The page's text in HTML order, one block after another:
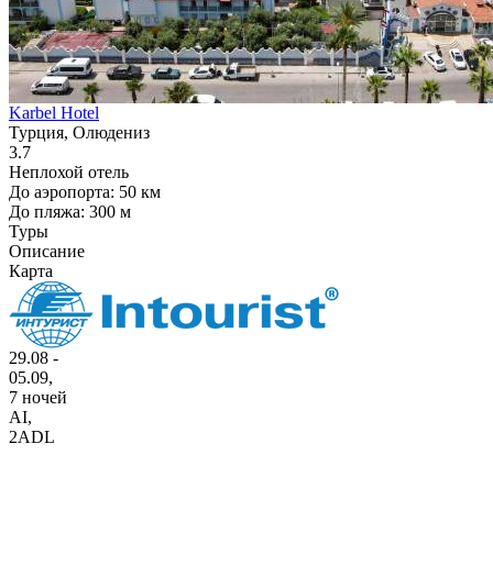
Karbel Hotel
Турция, Олюдениз
3.7
Неплохой отель
До аэропорта: 50 км
До пляжа: 300 м
Туры
Описание
Карта
29.08 -
05.09,
7 ночей
AI,
2ADL